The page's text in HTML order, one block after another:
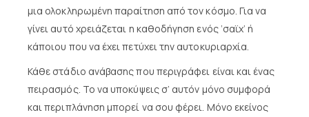
μια ολοκληρωμένη παραίτηση από τον κόσμο. Για να
γίνει αυτό χρειάζεται η καθοδήγηση ενός ‘σαϊχ’ ή
κάποιου που να έχει πετύχει την αυτοκυριαρχία.
Κάθε στάδιο ανάβασης που περιγράφει είναι και ένας
πειρασμός. Το να υποκύψεις σ’ αυτόν μόνο συμφορά
και περιπλάνηση μπορεί να σου φέρει. Μόνο εκείνος